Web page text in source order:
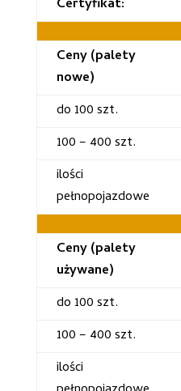
Certyfikat:
Ceny (palety
nowe)
do 100 szt.
100 – 400 szt.
ilości
pełnopojazdowe
Ceny (palety
używane)
do 100 szt.
100 – 400 szt.
ilości